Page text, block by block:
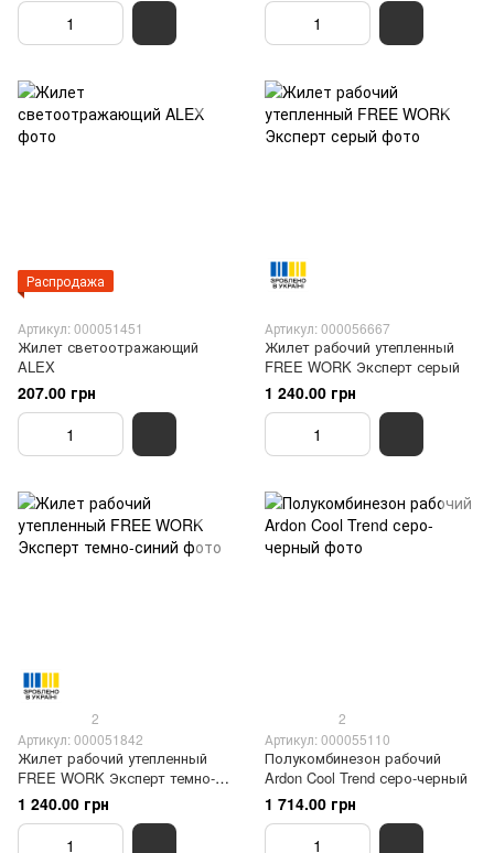
Распродажа
Артикул: 000051451
Жилет светоотражающий
ALEX
207.00 грн
Артикул: 000056667
Жилет рабочий утепленный
FREE WORK Эксперт серый
1 240.00 грн
2
Артикул: 000051842
Жилет рабочий утепленный
FREE WORK Эксперт темно-
синий
1 240.00 грн
2
Артикул: 000055110
Полукомбинезон рабочий
Ardon Cool Trend серо-черный
1 714.00 грн